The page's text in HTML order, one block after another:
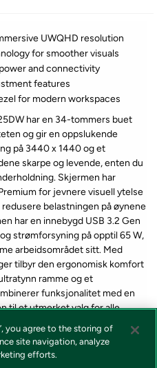
UWQHD resolution
for smoother visuals
and connectivity
features
for modern workspaces
har en 34-tommers buet
og gir en oppslukende
på 3440 x 1440 og et
skarpe og levende, enten du
Skjermen har
for jevnere visuell ytelse
belastningen på øynene
har en innebygd USB 3.2 Gen
strømforsyning på opptil 65 W,
arbeidsområdet sitt. Med
tilbyr den ergonomisk komfort
ramme og et
funksjonalitet med en
til et utmerket valg for alle
you agree to the storing of
site navigation, analyze
efforts.